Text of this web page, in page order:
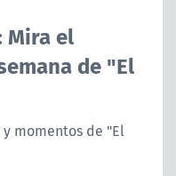
Mira el
de "El
momentos de "El